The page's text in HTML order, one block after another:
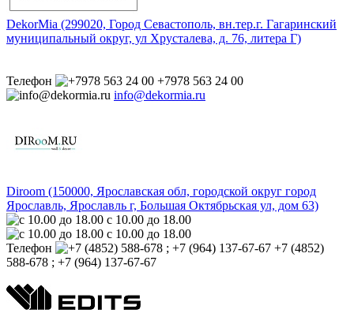
DekorMia (299020, Город Севастополь, вн.тер.г. Гагаринский
муниципальный округ, ул Хрусталева, д. 76, литера Г)
Телефон
+7978 563 24 00
info@dekormia.ru
Diroom (150000, Ярославская обл, городской округ город
Ярославль, Ярославль г, Большая Октябрьская ул, дом 63)
с 10.00 до 18.00
с 10.00 до 18.00
Телефон
+7 (4852)
588-678 ; +7 (964) 137-67-67